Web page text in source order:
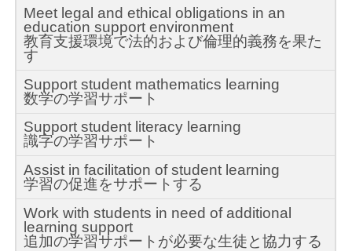
Meet legal and ethical obligations in an
education support environment
教育支援環境で法的および倫理的義務を果た
す
Support student mathematics learning
数学の学習サポート
Support student literacy learning
識字の学習サポート
Assist in facilitation of student learning
学習の促進をサポートする
Work with students in need of additional
learning support
追加の学習サポートが必要な生徒と協力する